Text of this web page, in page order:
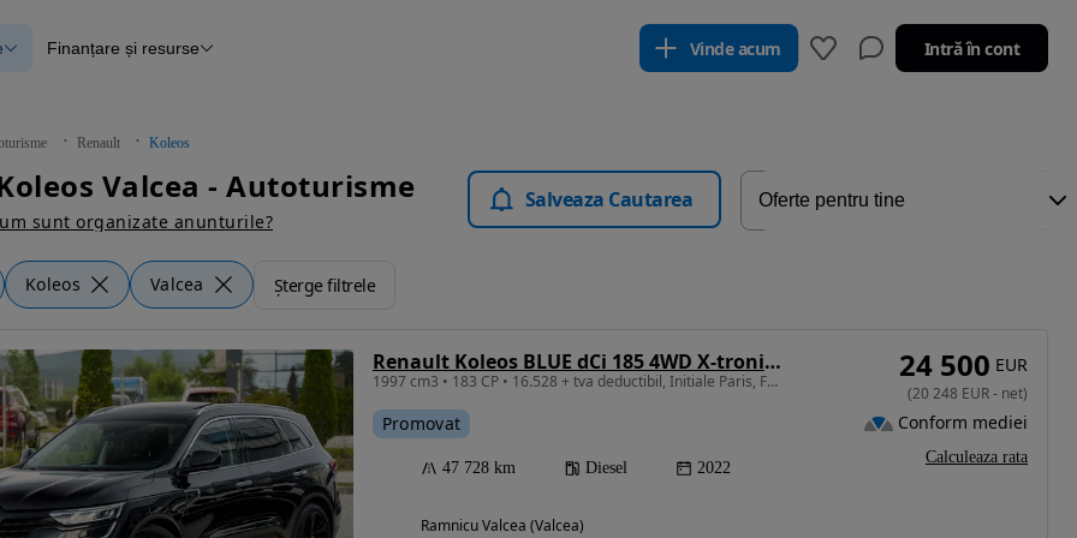
verificate
Blog Autovit.ro
Finanțare și resurse Vinde acum Intră în cont
Renault Koleos
Valcea - Autoturisme
sunt organizate anunturile?
Salveaza Cautarea
Koleos Valcea Șterge filtrele
Renault Koleos BLUE dCi 185 4WD X-tronic INITIALE PARIS
1997 cm3 • 183 CP • 16.528 + tva deductibil, Initiale Paris, Facelift, Awd 4x4 , Panoramic
Promovat
47 728 km Diesel 2022
Ramnicu Valcea (Valcea)
24 500 EUR
(20 248 EUR- net)
Conform mediei
Calculeaza rata